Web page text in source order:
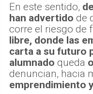
En este sentido,
han advertido de
corre el riesgo de
libre, donde las
carta a su futuro
alumnado queda
denuncian, hacia
emprendimiento